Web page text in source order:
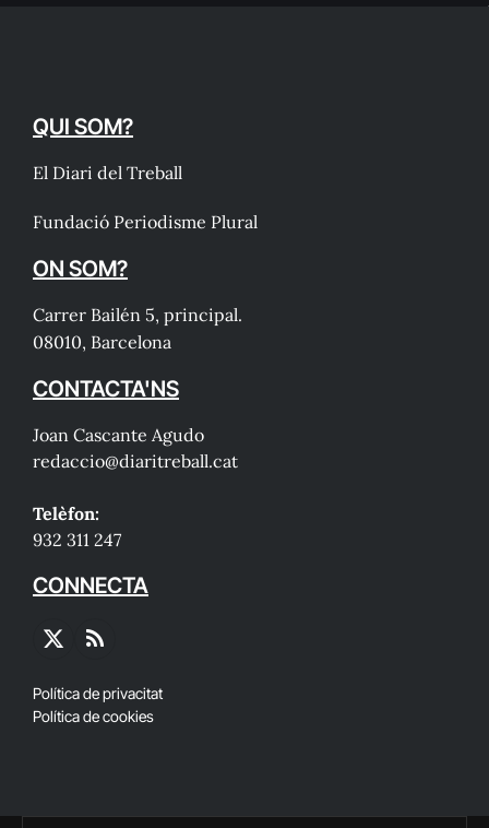
QUI SOM?
El Diari del Treball
Fundació Periodisme Plural
ON SOM?
Carrer Bailén 5, principal.
08010, Barcelona
CONTACTA'NS
Joan Cascante Agudo
redaccio@diaritreball.cat
Telèfon:
932 311 247
CONNECTA
X
RSS
Política de privacitat
Política de cookies